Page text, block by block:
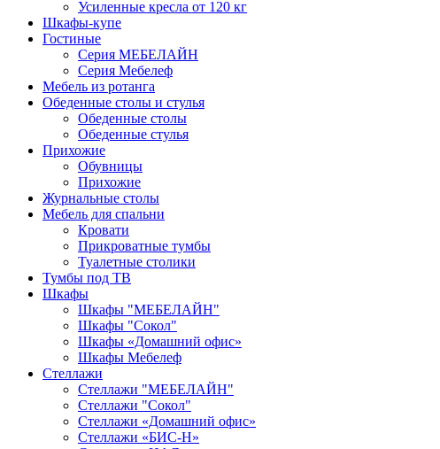
Усиленные кресла от 120 кг
Шкафы-купе
Гостиные
Серия МЕБЕЛАЙН
Серия Мебелеф
Мебель из ротанга
Обеденные столы и стулья
Обеденные столы
Обеденные стулья
Прихожие
Обувницы
Прихожие
Журнальные столы
Мебель для спальни
Кровати
Прикроватные тумбы
Туалетные столики
Тумбы под ТВ
Шкафы
Шкафы "МЕБЕЛАЙН"
Шкафы "Сокол"
Шкафы «Домашний офис»
Шкафы Мебелеф
Стеллажи
Стеллажи "МЕБЕЛАЙН"
Стеллажи "Сокол"
Стеллажи «Домашний офис»
Стеллажи «БИС-Н»